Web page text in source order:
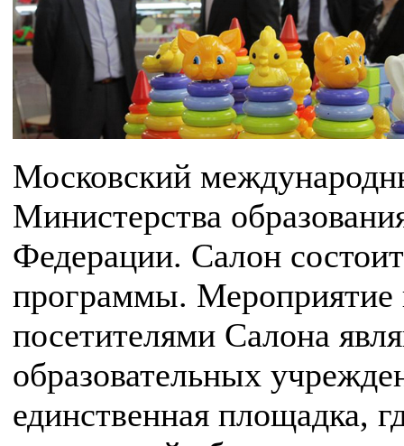
Московский
Министерства
Федерации. Салон
программы. Мероприятие
посетителями Салона
образовательных
единственная площадка,